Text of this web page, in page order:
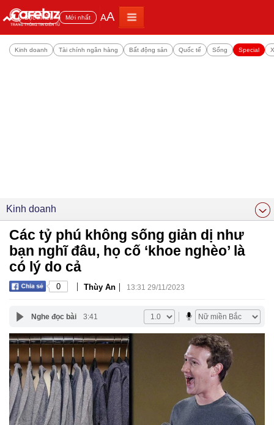
Đọc nhiều Mới nhất AA
Kinh doanh Tài chính ngân hàng Bất động sản Quốc tế Sống Special
Kinh doanh
Các tỷ phú không sống giản dị như
bạn nghĩ đâu, họ cố ‘khoe nghèo’ là
có lý do cả
0 | Thùy An | 13:31 29/11/2023
Nghe đọc bài 3:41